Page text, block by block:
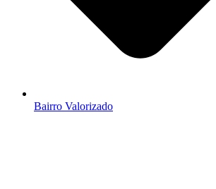
Bairro Valorizado